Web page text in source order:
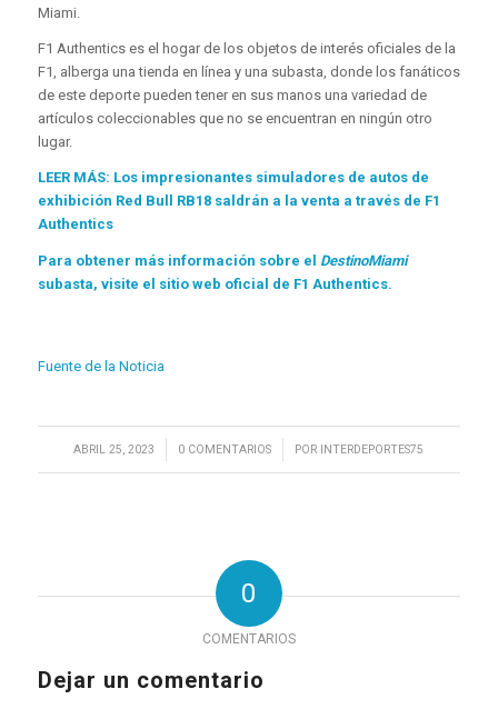
Miami.
F1 Authentics es el hogar de los objetos de interés oficiales de la
F1, alberga una tienda en línea y una subasta, donde los fanáticos
de este deporte pueden tener en sus manos una variedad de
artículos coleccionables que no se encuentran en ningún otro
lugar.
LEER MÁS: Los impresionantes simuladores de autos de
exhibición Red Bull RB18 saldrán a la venta a través de F1
Authentics
Para obtener más información sobre el DestinoMiami
subasta, visite el sitio web oficial de F1 Authentics.
Fuente de la Noticia
ABRIL 25, 2023
/ 0 COMENTARIOS
/ POR INTERDEPORTES75
0
COMENTARIOS
Dejar un comentario